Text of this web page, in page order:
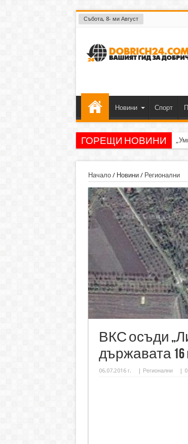
Събота, 8- ми Август
Новини Спорт
ГОРЕЩИ НОВИНИ
Начало/ Новини/ Регионални
ВКС осъди
държавата
06.07.2016 г. Регионални 0